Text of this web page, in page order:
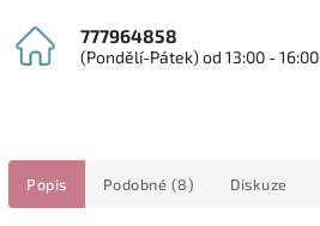
777964858
(Pondělí-Pátek) od 13:00 - 16:00
Popis Podobné (8) Diskuze